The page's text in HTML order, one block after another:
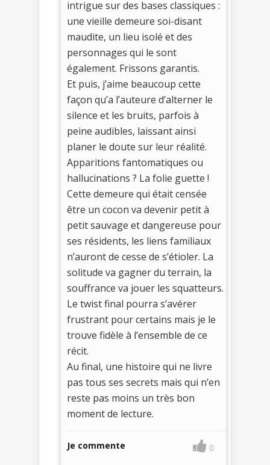
intrigue sur des bases classiques :
une vieille demeure soi-disant
maudite, un lieu isolé et des
personnages qui le sont
également. Frissons garantis.
Et puis, j’aime beaucoup cette
façon qu’a l’auteure d’alterner le
silence et les bruits, parfois à
peine audibles, laissant ainsi
planer le doute sur leur réalité.
Apparitions fantomatiques ou
hallucinations ? La folie guette !
Cette demeure qui était censée
être un cocon va devenir petit à
petit sauvage et dangereuse pour
ses résidents, les liens familiaux
n’auront de cesse de s’étioler. La
solitude va gagner du terrain, la
souffrance va jouer les squatteurs.
Le twist final pourra s’avérer
frustrant pour certains mais je le
trouve fidèle à l’ensemble de ce
récit.
Au final, une histoire qui ne livre
pas tous ses secrets mais qui n’en
reste pas moins un très bon
moment de lecture.
Je commente 0